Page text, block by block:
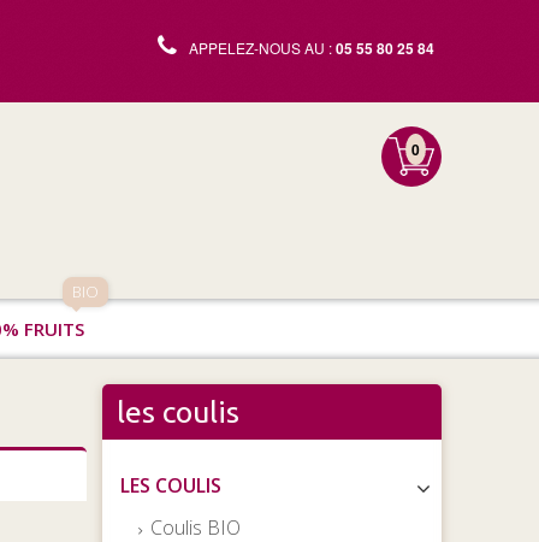
APPELEZ-NOUS AU :05 55 80 25 84
0
BIO
FRUITS
les coulis
LES COULIS
Coulis BIO